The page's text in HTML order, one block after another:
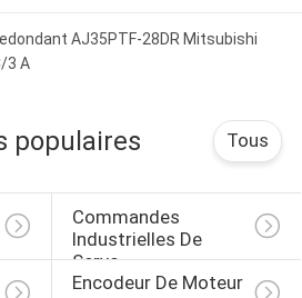
AJ35PTF-28DR Mitsubishi
3 A
populaires Tous
Commandes
Industrielles De
Servo
Encodeur De Moteur